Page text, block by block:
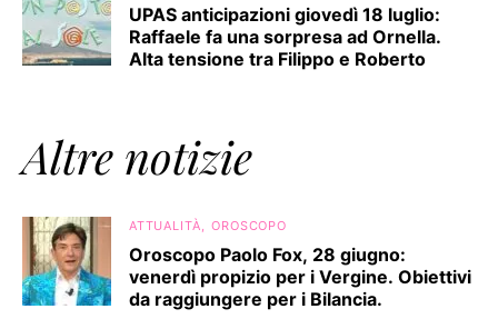
UPAS anticipazioni giovedì 18 luglio:
Raffaele fa una sorpresa ad Ornella.
Alta tensione tra Filippo e Roberto
Altre notizie
ATTUALITÀ OROSCOPO
Oroscopo Paolo Fox, 28 giugno:
venerdì propizio per i Vergine. Obiettivi
da raggiungere per i Bilancia.